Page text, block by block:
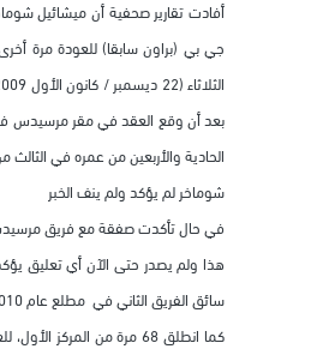
بعد أن وقع العقد في مقر مرسيدس
الحادية والأربعين من عمره في الثالث
شوماخر لم يؤكد ولم ينف الخبر
في حال تأكدت صفقة مع فريق مرسيدس
هذا ولم يصدر حتى الآن أي تعليق
كما انطلق 68 مرة من